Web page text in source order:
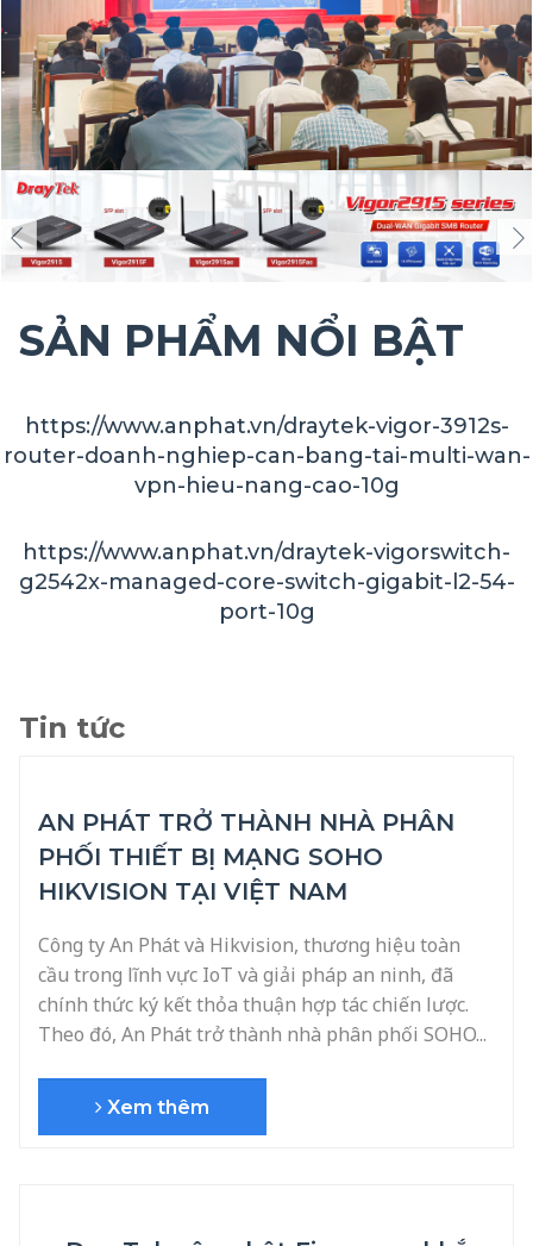
SẢN PHẨM NỔI BẬT
https://www.anphat.vn/draytek-vigor-3912s-
router-doanh-nghiep-can-bang-tai-multi-wan-
vpn-hieu-nang-cao-10g
https://www.anphat.vn/draytek-vigorswitch-
g2542x-managed-core-switch-gigabit-l2-54-
port-10g
Tin tức
AN PHÁT TRỞ THÀNH NHÀ PHÂN
PHỐI THIẾT BỊ MẠNG SOHO
HIKVISION TẠI VIỆT NAM
Công ty An Phát và Hikvision, thương hiệu toàn
cầu trong lĩnh vực IoT và giải pháp an ninh, đã
chính thức ký kết thỏa thuận hợp tác chiến lược.
Theo đó, An Phát trở thành nhà phân phối SOHO...
Xem thêm